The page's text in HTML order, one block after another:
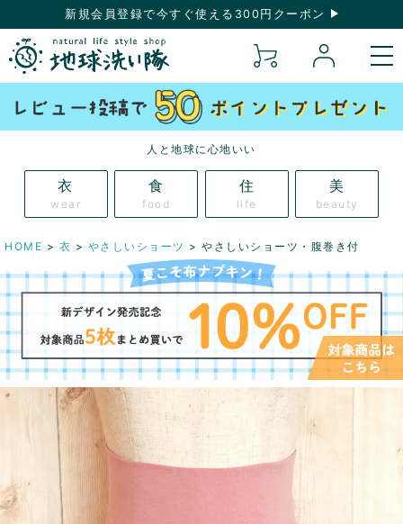
新規会員登録で今すぐ使える300円クーポン
人と地球に心地いい
衣
wear
食
food
住
life
美
beauty
HOME 衣 やさしいショーツ やさしいショーツ・腹巻き付